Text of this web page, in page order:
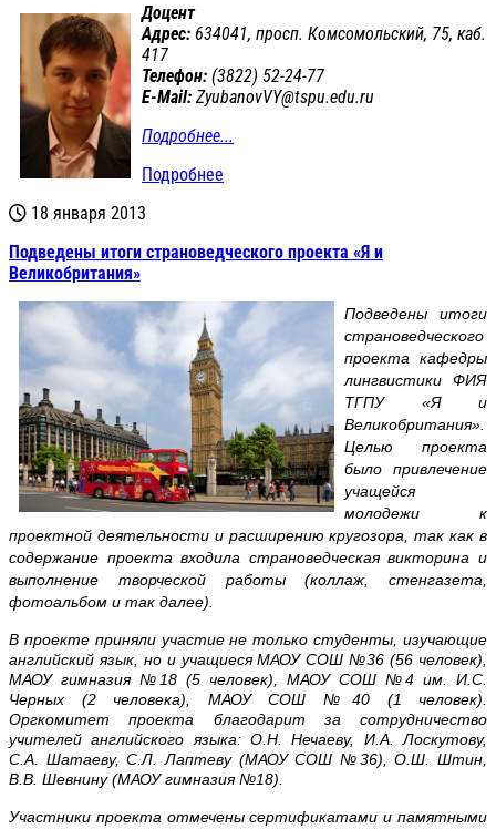
Доцент
Адрес: 634041, просп. Комсомольский, 75, каб.
417
Телефон: (3822) 52-24-77
E-Mail: ZyubanovVY@tspu.edu.ru
Подробнее...
Подробнее
18 января 2013
Подведены итоги страноведческого проекта «Я и
Великобритания»
Подведены итоги
страноведческого
проекта кафедры
лингвистики ФИЯ
ТГПУ «Я и
Великобритания».
Целью проекта
было привлечение
учащейся
молодежи к
проектной деятельности и расширению кругозора, так как в
содержание проекта входила страноведческая викторина и
выполнение творческой работы (коллаж, стенгазета,
фотоальбом и так далее).
В проекте приняли участие не только студенты, изучающие
английский язык, но и учащиеся МАОУ СОШ №36 (56 человек),
МАОУ гимназия №18 (5 человек), МАОУ СОШ №4 им. И.С.
Черных (2 человека), МАОУ СОШ №40 (1 человек).
Оргкомитет проекта благодарит за сотрудничество
учителей английского языка: О.Н. Нечаеву, И.А. Лоскутову,
С.А. Шатаеву, С.Л. Лаптеву (МАОУ СОШ №36), О.Ш. Штин,
В.В. Шевнину (МАОУ гимназия №18).
Участники проекта отмечены сертификатами и памятными